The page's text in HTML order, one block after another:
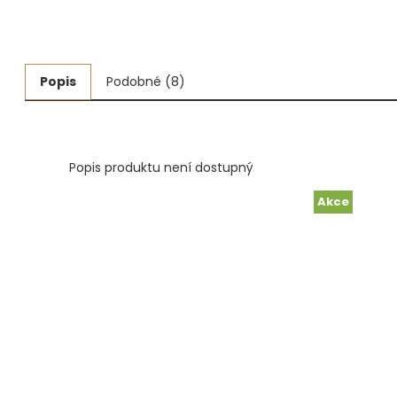
Fasování a gravírování
Základní vybavení dílny
Navlékací nitě, struny, podložky
Popis Podobné (8)
Popis produktu není dostupný
Akce